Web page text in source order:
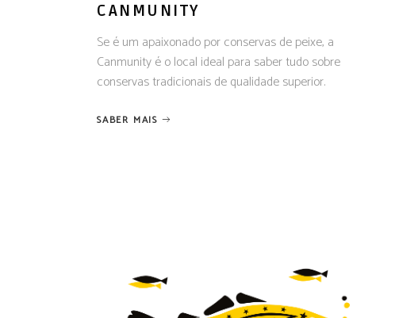
CANMUNITY
Se é um apaixonado por conservas de peixe, a
Canmunity é o local ideal para saber tudo sobre
conservas tradicionais de qualidade superior.
SABER MAIS